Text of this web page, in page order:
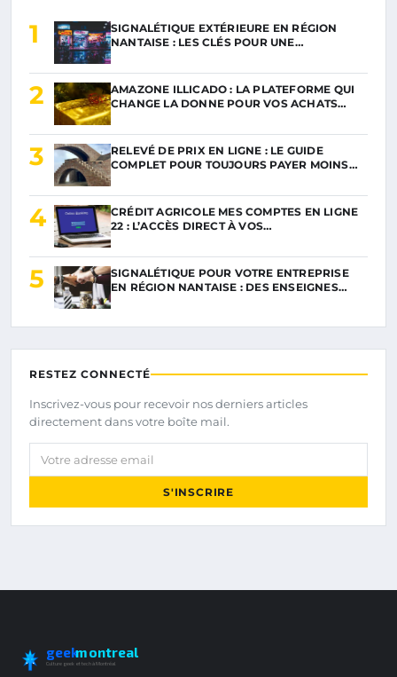
1
SIGNALÉTIQUE EXTÉRIEURE EN RÉGION
NANTAISE : LES CLÉS POUR UNE…
2
AMAZONE ILLICADO : LA PLATEFORME QUI
CHANGE LA DONNE POUR VOS ACHATS…
3
RELEVÉ DE PRIX EN LIGNE : LE GUIDE
COMPLET POUR TOUJOURS PAYER MOINS…
4
CRÉDIT AGRICOLE MES COMPTES EN LIGNE
22 : L’ACCÈS DIRECT À VOS…
5
SIGNALÉTIQUE POUR VOTRE ENTREPRISE
EN RÉGION NANTAISE : DES ENSEIGNES…
RESTEZ CONNECTÉ
Inscrivez-vous pour recevoir nos derniers articles
directement dans votre boîte mail.
Votre adresse email
S'INSCRIRE
geekmontreal
Culture geek et tech à Montréal